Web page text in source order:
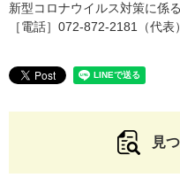
新型コロナウイルス対策に係
［電話］072-872-2181（代
見